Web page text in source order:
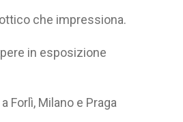
che impressiona.
in esposizione
Forlì, Milano e Praga